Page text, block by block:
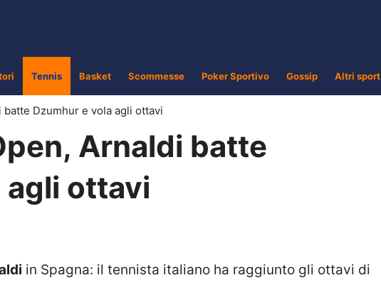
Tennis Basket Scommesse Poker Sportivo Gossip Altri sport
Dzumhur e vola agli ottavi
Arnaldi batte
agli ottavi
in Spagna: il tennista italiano ha raggiunto gli ottavi di